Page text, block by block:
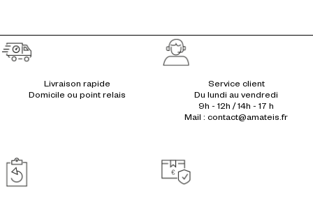
Réassurances
Livraison rapide
Service client
Du lundi au vendredi
9h - 12h / 14h - 17 h
Mail : contact@amateis.fr